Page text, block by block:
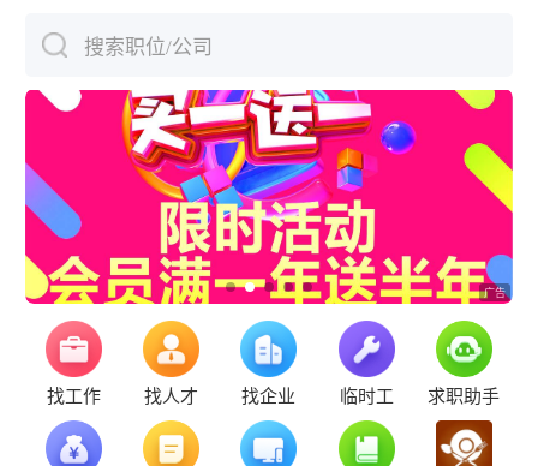
搜索职位/公司
找工作 找人才 找企业 临时工 求职助手